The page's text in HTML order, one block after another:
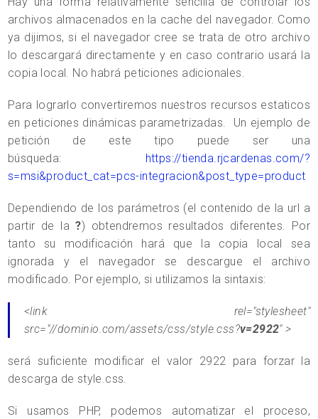
archivos almacenados en la cache del navegador. Como
ya dijimos, si el navegador cree se trata de otro archivo
lo descargará directamente y en caso contrario usará la
copia local. No habrá peticiones adicionales.
Para lograrlo convertiremos nuestros recursos estaticos
en peticiones dinámicas parametrizadas. Un ejemplo de
petición de este tipo puede ser una
búsqueda:
https://tienda.rjcardenas.com/?
s=msi&product_cat=pcs-integracion&post_type=product
Dependiendo de los parámetros (el contenido de la url a
partir de la?) obtendremos resultados diferentes. Por
tanto su modificación hará que la copia local sea
ignorada y el navegador se descargue el archivo
modificado. Por ejemplo, si utilizamos la sintaxis:
<link rel="stylesheet"
src="//dominio.com/assets/css/style.css?v=2922" >
será suficiente modificar el valor 2922 para forzar la
descarga de style.css.
Si usamos PHP, podemos automatizar el proceso,